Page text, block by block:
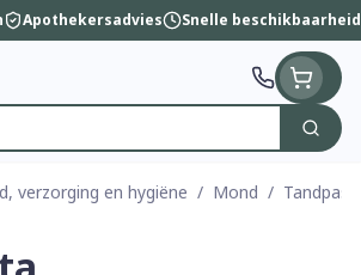
Apothekersadvies Snelle beschikbaarheid
Zoek
verzorging en hygiëne / Mond /